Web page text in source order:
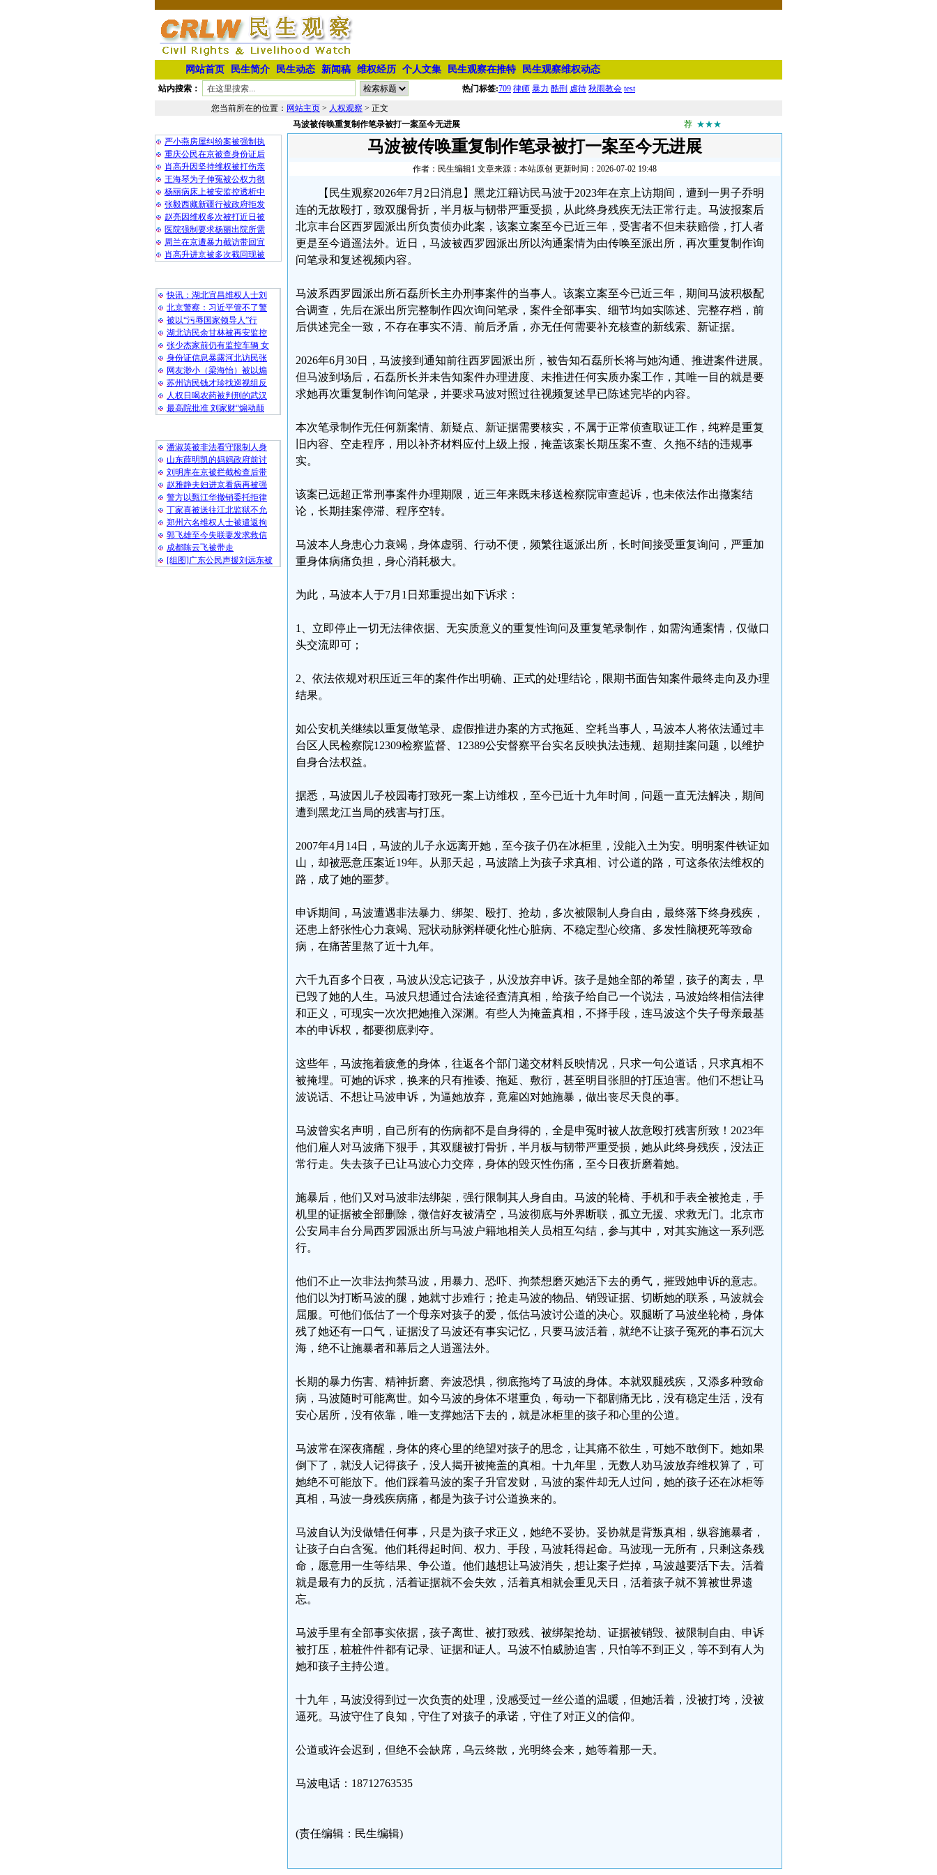
网站首页 民生简介 民生动态 新闻稿 维权经历 个人文集 民生观察在推特 民生观察维权动态
站内搜索： 热门标签:709 律师 暴力 酷刑 虐待 秋雨教会 test
您当前所在的位置： 网站主页 > 人权观察 > 正文
严小燕房屋纠纷案被强制执
重庆公民在京被查身份证后
肖高升因坚持维权被打伤亲
王海琴为子伸冤被公权力彻
杨丽病床上被安监控透析中
张毅西藏新疆行被政府拒发
赵亮因维权多次被打近日被
医院强制要求杨丽出院所需
周兰在京遭暴力截访带回宜
肖高升进京被多次截回现被
快讯：湖北宜昌维权人士刘
北京警察：习近平管不了警
被以“污辱国家领导人”行
湖北访民余甘林被再安监控
张少杰家前仍有监控车辆 女
身份证信息暴露河北访民张
网友渺小（梁海怡）被以煽
苏州访民钱才珍找巡视组反
人权日喝农药被判刑的武汉
最高院批准 刘家财“煽动颠
潘淑英被非法看守限制人身
山东薛明凯的妈妈政府前讨
刘明库在京被拦截检查后带
赵雅静夫妇进京看病再被强
警方以甄江华撤销委托拒律
丁家喜被送往江北监狱不允
郑州六名维权人士被遣返拘
郭飞雄至今失联妻发求救信
成都陈云飞被带走
[组图]广东公民声援刘远东被
马波被传唤重复制作笔录被打一案至今无进展 荐 ★★★
马波被传唤重复制作笔录被打一案至今无进展
作者：民生编辑1 文章来源：本站原创 更新时间：2026-07-02 19:48
【民生观察2026年7月2日消息】黑龙江籍访民马波于2023年在京上访期间，遭到一男子乔明
连的无故殴打，致双腿骨折，半月板与韧带严重受损，从此终身残疾无法正常行走。马波报案后
北京丰台区西罗园派出所负责侦办此案，该案立案至今已近三年，受害者不但未获赔偿，打人者
更是至今逍遥法外。近日，马波被西罗园派出所以沟通案情为由传唤至派出所，再次重复制作询
问笔录和复述视频内容。
马波系西罗园派出所石磊所长主办刑事案件的当事人。该案立案至今已近三年，期间马波积极配
合调查，先后在派出所完整制作四次询问笔录，案件全部事实、细节均如实陈述、完整存档，前
后供述完全一致，不存在事实不清、前后矛盾，亦无任何需要补充核查的新线索、新证据。
2026年6月30日，马波接到通知前往西罗园派出所，被告知石磊所长将与她沟通、推进案件进展。
但马波到场后，石磊所长并未告知案件办理进度、未推进任何实质办案工作，其唯一目的就是要
求她再次重复制作询问笔录，并要求马波对照过往视频复述早已陈述完毕的内容。
本次笔录制作无任何新案情、新疑点、新证据需要核实，不属于正常侦查取证工作，纯粹是重复
旧内容、空走程序，用以补齐材料应付上级上报，掩盖该案长期压案不查、久拖不结的违规事
实。
该案已远超正常刑事案件办理期限，近三年来既未移送检察院审查起诉，也未依法作出撤案结
论，长期挂案停滞、程序空转。
马波本人身患心力衰竭，身体虚弱、行动不便，频繁往返派出所，长时间接受重复询问，严重加
重身体病痛负担，身心消耗极大。
为此，马波本人于7月1日郑重提出如下诉求：
1、立即停止一切无法律依据、无实质意义的重复性询问及重复笔录制作，如需沟通案情，仅做口
头交流即可；
2、依法依规对积压近三年的案件作出明确、正式的处理结论，限期书面告知案件最终走向及办理
结果。
如公安机关继续以重复做笔录、虚假推进办案的方式拖延、空耗当事人，马波本人将依法通过丰
台区人民检察院12309检察监督、12389公安督察平台实名反映执法违规、超期挂案问题，以维护
自身合法权益。
据悉，马波因儿子校园毒打致死一案上访维权，至今已近十九年时间，问题一直无法解决，期间
遭到黑龙江当局的残害与打压。
2007年4月14日，马波的儿子永远离开她，至今孩子仍在冰柜里，没能入土为安。明明案件铁证如
山，却被恶意压案近19年。从那天起，马波踏上为孩子求真相、讨公道的路，可这条依法维权的
路，成了她的噩梦。
申诉期间，马波遭遇非法暴力、绑架、殴打、抢劫，多次被限制人身自由，最终落下终身残疾，
还患上舒张性心力衰竭、冠状动脉粥样硬化性心脏病、不稳定型心绞痛、多发性脑梗死等致命
病，在痛苦里熬了近十九年。
六千九百多个日夜，马波从没忘记孩子，从没放弃申诉。孩子是她全部的希望，孩子的离去，早
已毁了她的人生。马波只想通过合法途径查清真相，给孩子给自己一个说法，马波始终相信法律
和正义，可现实一次次把她推入深渊。有些人为掩盖真相，不择手段，连马波这个失子母亲最基
本的申诉权，都要彻底剥夺。
这些年，马波拖着疲惫的身体，往返各个部门递交材料反映情况，只求一句公道话，只求真相不
被掩埋。可她的诉求，换来的只有推诿、拖延、敷衍，甚至明目张胆的打压迫害。他们不想让马
波说话、不想让马波申诉，为逼她放弃，竟雇凶对她施暴，做出丧尽天良的事。
马波曾实名声明，自己所有的伤病都不是自身得的，全是申冤时被人故意殴打残害所致！2023年
他们雇人对马波痛下狠手，其双腿被打骨折，半月板与韧带严重受损，她从此终身残疾，没法正
常行走。失去孩子已让马波心力交瘁，身体的毁灭性伤痛，至今日夜折磨着她。
施暴后，他们又对马波非法绑架，强行限制其人身自由。马波的轮椅、手机和手表全被抢走，手
机里的证据被全部删除，微信好友被清空，马波彻底与外界断联，孤立无援、求救无门。北京市
公安局丰台分局西罗园派出所与马波户籍地相关人员相互勾结，参与其中，对其实施这一系列恶
行。
他们不止一次非法拘禁马波，用暴力、恐吓、拘禁想磨灭她活下去的勇气，摧毁她申诉的意志。
他们以为打断马波的腿，她就寸步难行；抢走马波的物品、销毁证据、切断她的联系，马波就会
屈服。可他们低估了一个母亲对孩子的爱，低估马波讨公道的决心。双腿断了马波坐轮椅，身体
残了她还有一口气，证据没了马波还有事实记忆，只要马波活着，就绝不让孩子冤死的事石沉大
海，绝不让施暴者和幕后之人逍遥法外。
长期的暴力伤害、精神折磨、奔波恐惧，彻底拖垮了马波的身体。本就双腿残疾，又添多种致命
病，马波随时可能离世。如今马波的身体不堪重负，每动一下都剧痛无比，没有稳定生活，没有
安心居所，没有依靠，唯一支撑她活下去的，就是冰柜里的孩子和心里的公道。
马波常在深夜痛醒，身体的疼心里的绝望对孩子的思念，让其痛不欲生，可她不敢倒下。她如果
倒下了，就没人记得孩子，没人揭开被掩盖的真相。十九年里，无数人劝马波放弃维权算了，可
她绝不可能放下。他们踩着马波的案子升官发财，马波的案件却无人过问，她的孩子还在冰柜等
真相，马波一身残疾病痛，都是为孩子讨公道换来的。
马波自认为没做错任何事，只是为孩子求正义，她绝不妥协。妥协就是背叛真相，纵容施暴者，
让孩子白白含冤。他们耗得起时间、权力、手段，马波耗得起命。马波现一无所有，只剩这条残
命，愿意用一生等结果、争公道。他们越想让马波消失，想让案子烂掉，马波越要活下去。活着
就是最有力的反抗，活着证据就不会失效，活着真相就会重见天日，活着孩子就不算被世界遗
忘。
马波手里有全部事实依据，孩子离世、被打致残、被绑架抢劫、证据被销毁、被限制自由、申诉
被打压，桩桩件件都有记录、证据和证人。马波不怕威胁迫害，只怕等不到正义，等不到有人为
她和孩子主持公道。
十九年，马波没得到过一次负责的处理，没感受过一丝公道的温暖，但她活着，没被打垮，没被
逼死。马波守住了良知，守住了对孩子的承诺，守住了对正义的信仰。
公道或许会迟到，但绝不会缺席，乌云终散，光明终会来，她等着那一天。
马波电话：18712763535
(责任编辑：民生编辑)